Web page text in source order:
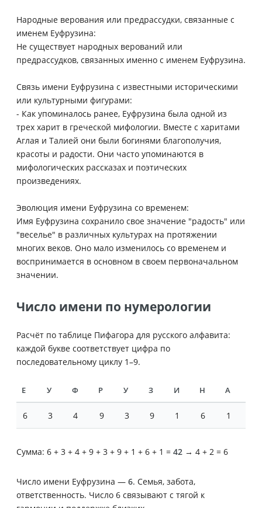
Народные верования или предрассудки, связанные с
именем Еуфрузина:
Не существует народных верований или
предрассудков, связанных именно с именем Еуфрузина.
Связь имени Еуфрузина с известными историческими
или культурными фигурами:
- Как упоминалось ранее, Еуфрузина была одной из
трех харит в греческой мифологии. Вместе с харитами
Аглая и Талией они были богинями благополучия,
красоты и радости. Они часто упоминаются в
мифологических рассказах и поэтических
произведениях.
Эволюция имени Еуфрузина со временем:
Имя Еуфрузина сохранило свое значение "радость" или
"веселье" в различных культурах на протяжении
многих веков. Оно мало изменилось со временем и
воспринимается в основном в своем первоначальном
значении.
Число имени по нумерологии
Расчёт по таблице Пифагора для русского алфавита:
каждой букве соответствует цифра по
последовательному циклу 1–9.
Е У Ф Р У З И Н А
6 3 4 9 3 9 1 6 1
Сумма: 6 + 3 + 4 + 9 + 3 + 9 + 1 + 6 + 1 = 42 → 4 + 2 = 6
Число имени Еуфрузина — 6. Семья, забота,
ответственность. Число 6 связывают с тягой к